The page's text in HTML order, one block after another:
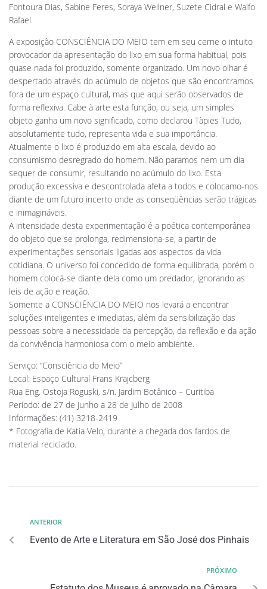
Fontoura Dias, Sabine Feres, Soraya Wellner, Suzete Cidral e Walfo
Rafael.
A exposição CONSCIÊNCIA DO MEIO tem em seu cerne o intuito
provocador da apresentação do lixo em sua forma habitual, pois
quase nada foi produzido, somente organizado. Um novo olhar é
despertado através do acúmulo de objetos que são encontramos
fora de um espaço cultural, mas que aqui serão observados de
forma reflexiva. Cabe à arte esta função, ou seja, um simples
objeto ganha um novo significado, como declarou Tàpies Tudo,
absolutamente tudo, representa vida e sua importância.
Atualmente o lixo é produzido em alta escala, devido ao
consumismo desregrado do homem. Não paramos nem um dia
sequer de consumir, resultando no acúmulo do lixo. Esta
produção excessiva e descontrolada afeta a todos e colocamo-nos
diante de um futuro incerto onde as conseqüências serão trágicas
e inimagináveis.
A intensidade desta experimentação é a poética contemporânea
do objeto que se prolonga, redimensiona-se, a partir de
experimentações sensoriais ligadas aos aspectos da vida
cotidiana. O universo foi concedido de forma equilibrada, porém o
homem colocá-se diante dela como um predador, ignorando as
leis de ação e reação.
Somente a CONSCIÊNCIA DO MEIO nos levará a encontrar
soluções inteligentes e imediatas, além da sensibilização das
pessoas sobre a necessidade da percepção, da reflexão e da ação
da convivência harmoniosa com o meio ambiente.
Serviço: “Consciência do Meio”
Local: Espaço Cultural Frans Krajcberg
Rua Eng. Ostoja Roguski, s/n. Jardim Botânico – Curitiba
Período: de 27 de Junho a 28 de Julho de 2008
Informações: (41) 3218-2419
* Fotografia de Katia Velo, durante a chegada dos fardos de
material reciclado.
ANTERIOR
Evento de Arte e Literatura em São José dos Pinhais
PRÓXIMO